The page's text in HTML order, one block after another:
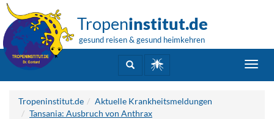
Tropeninstitut.de
gesund reisen & gesund heimkehren
Tropeninstitut.de
Aktuelle Krankheitsmeldungen
Tansania: Ausbruch von Anthrax